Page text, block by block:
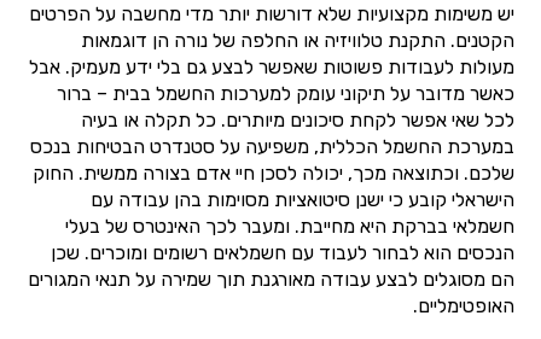
יש משימות מקצועיות שלא דורשות יותר מדי מחשבה על הפרטים
הקטנים. התקנת טלוויזיה או החלפה של נורה הן דוגמאות
מעולות לעבודות פשוטות שאפשר לבצע גם בלי ידע מעמיק. אבל
כאשר מדובר על תיקוני עומק למערכות החשמל בבית – ברור
לכל שאי אפשר לקחת סיכונים מיותרים. כל תקלה או בעיה
במערכת החשמל הכללית, משפיעה על סטנדרט הבטיחות בנכס
שלכם. וכתוצאה מכך, יכולה לסכן חיי אדם בצורה ממשית. החוק
הישראלי קובע כי ישנן סיטואציות מסוימות בהן עבודה עם
חשמלאי בברקת היא מחייבת. ומעבר לכך האינטרס של בעלי
הנכסים הוא לבחור לעבוד עם חשמלאים רשומים ומוכרים. שכן
הם מסוגלים לבצע עבודה מאורגנת תוך שמירה על תנאי המגורים
האופטימליים.